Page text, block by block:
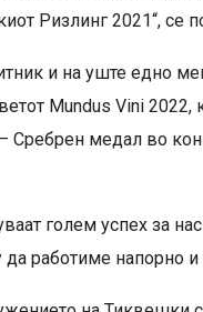
Ризлинг 2021“, се
и на уште едно
Mundus Vini
Сребрен медал во
голем успех за
работиме напорно и